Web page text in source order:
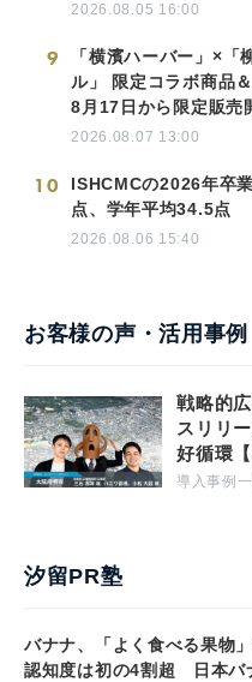
2026.08.05 16:00
9
「横濱ハーバー」×「
ル」 限定コラボ商品
8月17日から限定販売
2026.08.07 13:00
10
ISHCMCの2026年卒
点、学年平均34.5点
2026.08.06 15:40
お客様の声・活用事例
戦略的
スリリ
好循環【
導入事例
汐留PR塾
バナナ、「よく食べる果物
認知度は初の4割超 日本バ